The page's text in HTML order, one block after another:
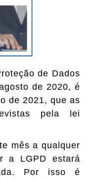
de Dados
de 2020, é
de 2021, que as
pela lei
mês a qualquer
a LGPD estará
Por isso é